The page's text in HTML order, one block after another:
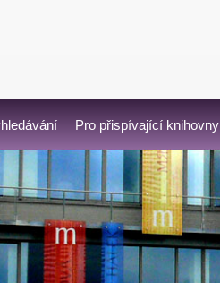
Pro přispívající knihovny